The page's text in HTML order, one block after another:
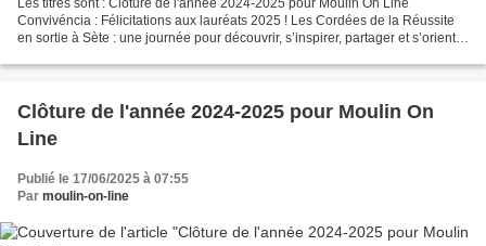
Convivéncia : Félicitations aux lauréats 2025 ! Les Cordées de la Réussite
en sortie à Sète : une journée pour découvrir, s’inspirer, partager et s’orienter
Clôture de l'année 2024-2025 pour Moulin On
Line
Publié le 17/06/2025 à 07:55
Par moulin-on-line